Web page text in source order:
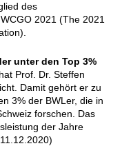
des
2021 (The 2021
unter den Top 3%
Prof. Dr. Steffen
Damit gehört er zu
3% der BWLer, die in
forschen. Das
der Jahre